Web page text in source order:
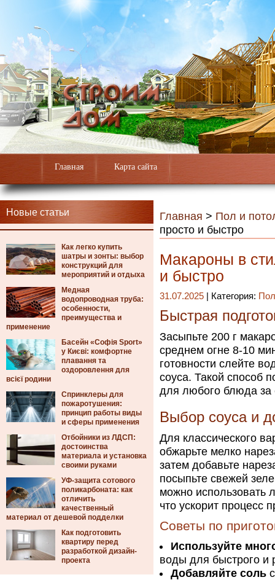
Главная Карта сайта
Новые статьи
Как легко купить
шатры и зонты: выбор
конструкций для
мероприятий и отдыха
Медная
водопроводная труба:
особенности,
преимущества и
применение
Басейн «Софія Sport»
у Києві: комфортне
плавання та
оздоровлення для
всієї родини
Спринклеры для
пожаротушения:
принцип работы виды
и сферы применения
Отбойники из ЛДСП:
достоинства
материала и установка
своими руками
УФ-защита сотового
поликарбоната: как
отличить
качественный
материал от дешевой подделки
Как подготовить
квартиру перед
разработкой дизайн-
проекта
Главная > Пол и
просто и быстро
Макароны в
и быстро
31.07.2025 | Категория:
Быстрая
Засыпьте 200 г
среднем огне 8-10
готовности слейте
соуса. Такой способ
для любого блюда за
Выбор соуса и
Для классического
обжарьте мелко
затем добавьте
посыпьте свежей
можно использовать
что ускорит процесс
Советы по
Используйте
воды для быстрого и
Добавляйте соль